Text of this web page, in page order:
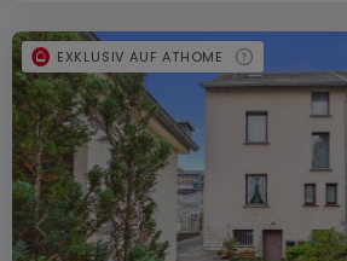
EXKLUSIV AUF ATHOME